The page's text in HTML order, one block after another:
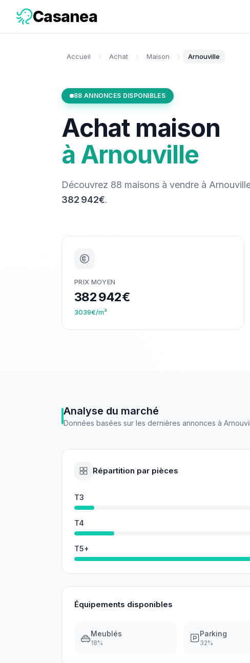
Casanea
Accueil Achat Maison Arnouville
88 ANNONCES DISPONIBLES
Achat maison
à Arnouville
Découvrez 88 maisons à vendre à
382 942€.
PRIX MOYEN
382 942€
3039€/m²
Analyse du marché
Données basées sur les dernières annonces à
Répartition par pièces
T3
T4
T5+
Équipements disponibles
Meublés
18%
Parking
32%